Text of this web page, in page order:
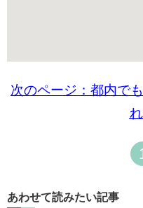
次のページ：都内で
あわせて読みたい記事